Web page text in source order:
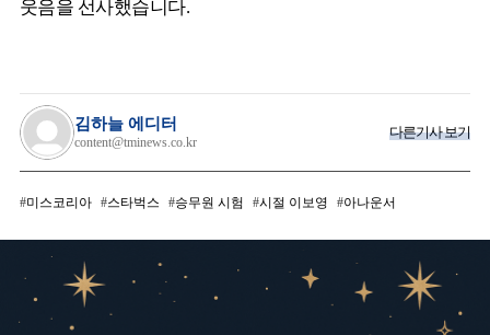
웃음을 선사했습니다.
김하늘 에디터
content@tminews.co.kr
다른기사 보기
미스코리아 스타벅스 승무원 시험 시절 이보영 아나운서